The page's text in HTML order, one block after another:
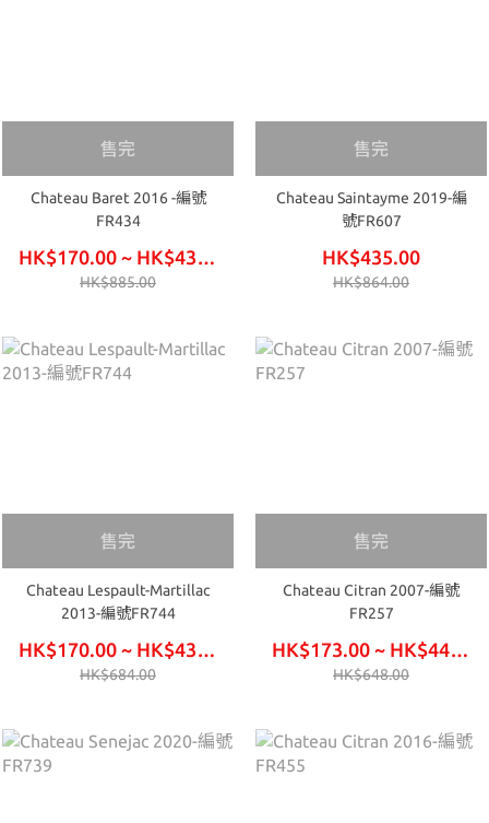
售完
Chateau Baret 2016 -編號
FR434
HK$170.00 ~ HK$435.00
HK$885.00
售完
Chateau Saintayme 2019-編
號FR607
HK$435.00
HK$864.00
售完
Chateau Lespault-Martillac
2013-編號FR744
HK$170.00 ~ HK$435.00
HK$684.00
售完
Chateau Citran 2007-編號
FR257
HK$173.00 ~ HK$444.00
HK$648.00